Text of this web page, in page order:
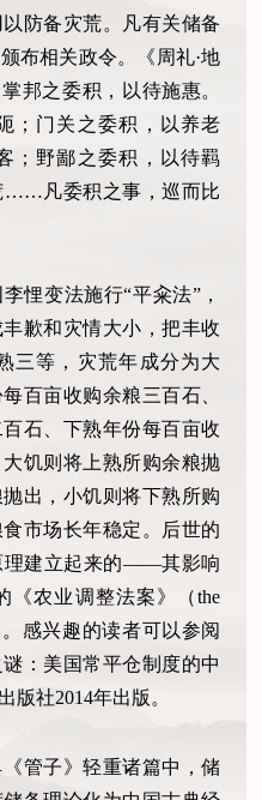
防备灾荒。凡有关储备
布相关政令。《周礼·地
邦之委积，以待施惠。
；门关之委积，以养老
；野鄙之委积，以待羁
……凡委积之事，巡而比
悝变法施行“平籴法”，
歉和灾情大小，把丰收
三等，灾荒年成分为大
百亩收购余粮三百石、
石、下熟年份每百亩收
饥则将上熟所购余粮抛
出，小饥则将下熟所购
市场长年稳定。后世的
理建立起来的——其影响
《农业调整法案》（the
。感兴趣的读者可以参阅
：美国常平仓制度的中
版社2014年出版。
管子》轻重诸篇中，储